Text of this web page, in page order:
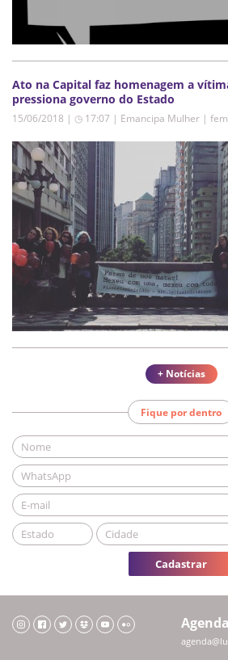
Ato na Capital faz homenagem a
pressiona governo do Estado
15/06/2018 | ◷ 17:07 | Emancipa Mulher |
+ Notícias
Fique por dentro
Cadastrar
Agenda